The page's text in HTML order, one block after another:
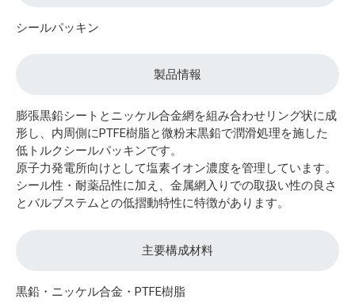
シールパッキン
製品情報
膨張黒鉛シートとニッケル合金網を組み合わせリング状に成
形し、内周側にPTFE樹脂と微粉末黒鉛で潤滑処理を施した
低トルクシールパッキンです。
原子力発電所向けとして塩素イオン濃度を管理しています。
シール性・耐薬品性に加え、金属網入りでの取扱い性の良さ
とバルブステムとの低摺動特性に特徴があります。
主要構成材料
黒鉛・ニッケル合金・PTFE樹脂